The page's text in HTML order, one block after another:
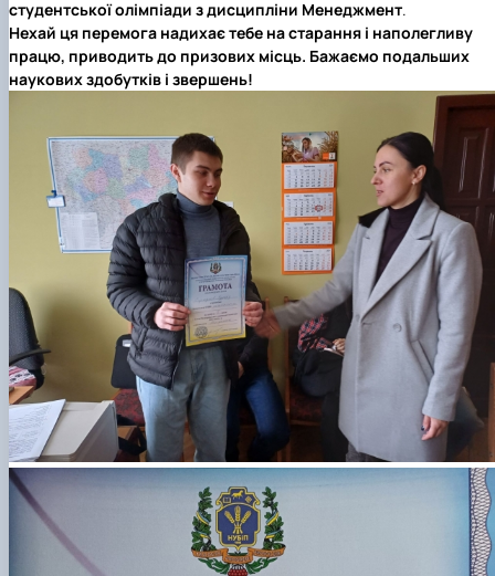
студентської олімпіади з дисципліни Менеджмент.
Нехай ця перемога надихає тебе на старання і наполегливу
працю, приводить до призових місць. Бажаємо подальших
наукових здобутків і звершень!